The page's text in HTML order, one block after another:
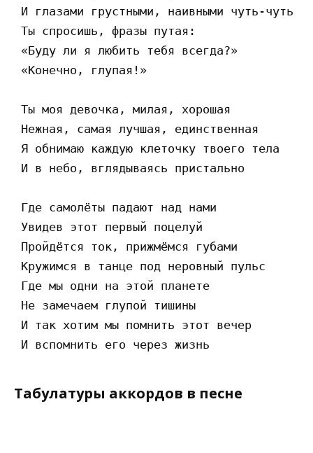
И глазами грустными, наивными чуть-чуть
Ты спросишь, фразы путая:
«Буду ли я любить тебя всегда?»
«Конечно, глупая!»
Ты моя девочка, милая, хорошая
Нежная, самая лучшая, единственная
Я обнимаю каждую клеточку твоего тела
И в небо, вглядываясь пристально
Где самолёты падают над нами
Увидев этот первый поцелуй
Пройдётся ток, прижмёмся губами
Кружимся в танце под неровный пульс
Где мы одни на этой планете
Не замечаем глупой тишины
И так хотим мы помнить этот вечер
Табулатуры аккордов в песне